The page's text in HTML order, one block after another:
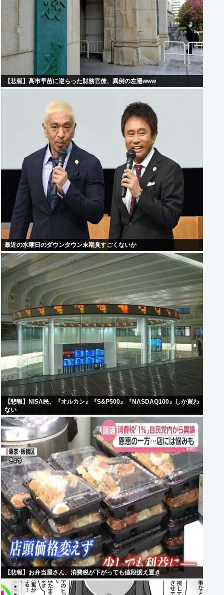
【悲報】高市早苗に逆らった財務官僚、異例の左遷www
最近の水曜日のダウンタウン末期臭すごくないか
【悲報】NISA民、『オルカン』『S&P500』『NASDAQ100』しか買わ
ない
【悲報】お弁当屋さん、消費税が下がっても値段据え置き